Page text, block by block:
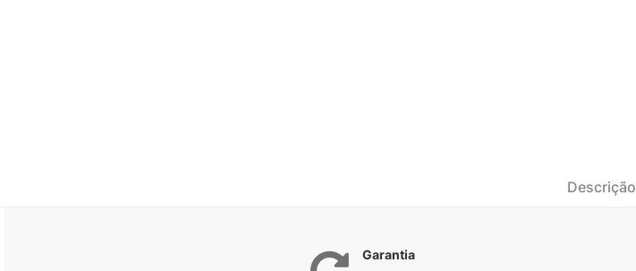
Descrição
Garantia